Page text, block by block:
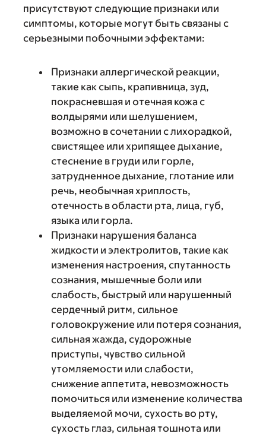
присутствуют следующие признаки или
симптомы, которые могут быть связаны с
серьезными побочными эффектами:
Признаки аллергической реакции,
такие как сыпь, крапивница, зуд,
покрасневшая и отечная кожа с
волдырями или шелушением,
возможно в сочетании с лихорадкой,
свистящее или хрипящее дыхание,
стеснение в груди или горле,
затрудненное дыхание, глотание или
речь, необычная хриплость,
отечность в области рта, лица, губ,
языка или горла.
Признаки нарушения баланса
жидкости и электролитов, такие как
изменения настроения, спутанность
сознания, мышечные боли или
слабость, быстрый или нарушенный
сердечный ритм, сильное
головокружение или потеря сознания,
сильная жажда, судорожные
приступы, чувство сильной
утомляемости или слабости,
снижение аппетита, невозможность
помочиться или изменение количества
выделяемой мочи, сухость во рту,
сухость глаз, сильная тошнота или